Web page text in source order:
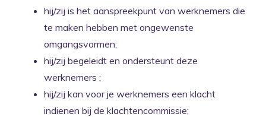
hij/zij is het aanspreekpunt van werknemers die
te maken hebben met ongewenste
omgangsvormen;
hij/zij begeleidt en ondersteunt deze
werknemers ;
hij/zij kan voor je werknemers een klacht
indienen bij de klachtencommissie;